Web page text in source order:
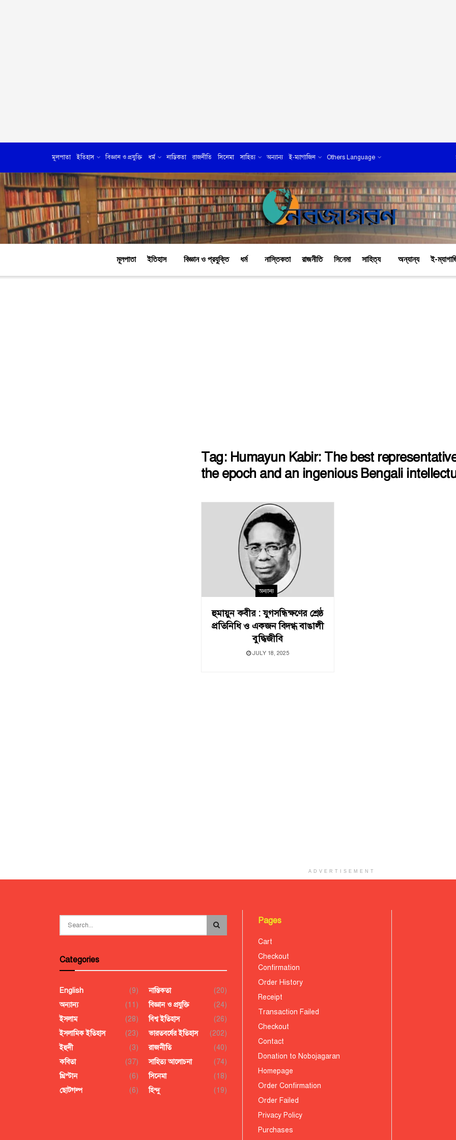
মূলপাতা ইতিহাস বিজ্ঞান ও প্রযুক্তি ধর্ম নাস্তিকতা রাজনীতি সিনেমা সাহিত্য অন্যান্য ই-ম্যাগাজিন Others Language
মূলপাতা ইতিহাস বিজ্ঞান ও প্রযুক্তি ধর্ম নাস্তিকতা রাজনীতি সিনেমা সাহিত্য অন্যান্য ই-
Tag: Humayun Kabir: The best
the epoch and an ingenious Bengali
অন্যান্য
হুমায়ুন কবীর : যুগসন্ধিক্ষণের শ্রেষ্ঠ
প্রতিনিধি ও একজন বিদগ্ধ বাঙালী
বুদ্ধিজীবি
JULY 18, 2025
ADVERTISEMENT
Categories
English
(9)
অন্যান্য
(11)
ইসলাম
(28)
ইসলামিক ইতিহাস
(23)
ইহুদী
(3)
কবিতা
(37)
খ্রিস্টান
(6)
ছোটগল্প
(6)
নাস্তিকতা
(20)
বিজ্ঞান ও প্রযুক্তি
(24)
বিশ্ব ইতিহাস
(26)
ভারতবর্ষের ইতিহাস
(202)
রাজনীতি
(40)
সাহিত্য আলোচনা
(74)
সিনেমা
(18)
হিন্দু
(19)
Pages
Cart
Checkout
Confirmation
Order History
Receipt
Transaction Failed
Checkout
Contact
Donation to Nobojagaran
Homepage
Order Confirmation
Order Failed
Privacy Policy
Purchases